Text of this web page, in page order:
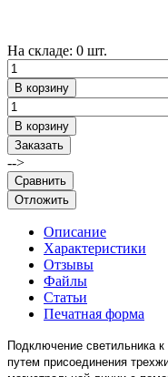
На складе: 0 шт.
В корзину
В корзину
Заказать
-->
Сравнить
Отложить
Описание
Характеристики
Отзывы
Файлы
Статьи
Печатная форма
Подключение светильника
путем присоединения